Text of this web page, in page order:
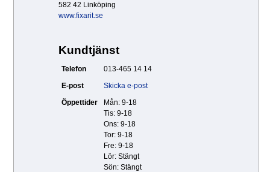
582 42 Linköping
www.fixarit.se
Kundtjänst
Telefon
013-465 14 14
E-post
Skicka e-post
Öppettider
Mån: 9-18
Tis: 9-18
Ons: 9-18
Tor: 9-18
Fre: 9-18
Lör: Stängt
Sön: Stängt